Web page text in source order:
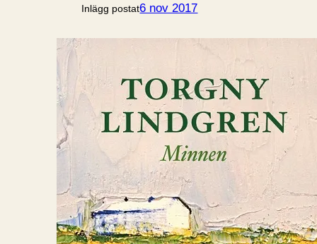
Inlägg postat6 nov 2017